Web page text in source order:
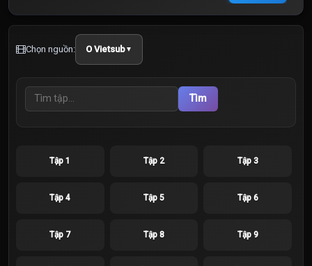
Chọn nguồn: O Vietsub▼
Tìm
Tập 1 Tập 2 Tập 3
Tập 4 Tập 5 Tập 6
Tập 7 Tập 8 Tập 9